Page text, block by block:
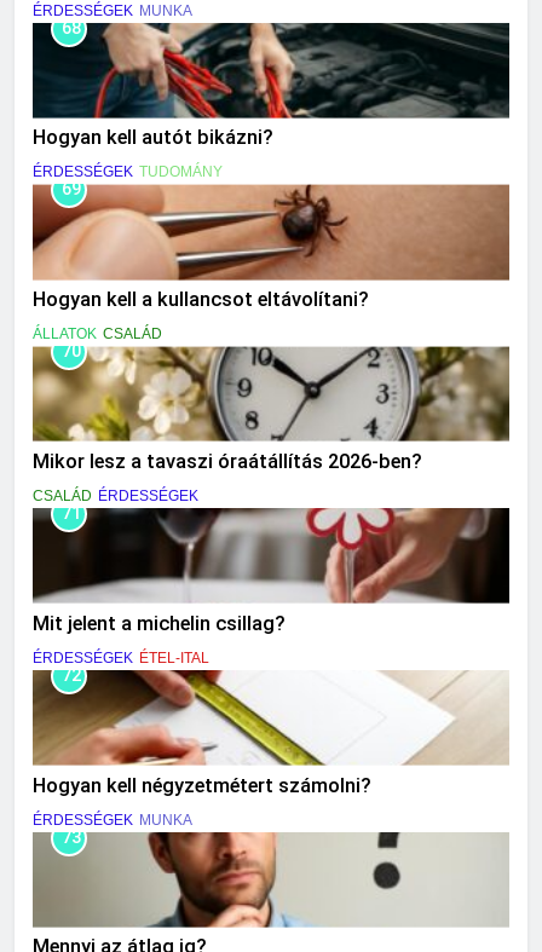
ÉRDESSÉGEK MUNKA
68
Hogyan kell autót bikázni?
ÉRDESSÉGEK TUDOMÁNY
69
Hogyan kell a kullancsot eltávolítani?
ÁLLATOK CSALÁD
70
Mikor lesz a tavaszi óraátállítás 2026-ben?
CSALÁD ÉRDESSÉGEK
71
Mit jelent a michelin csillag?
ÉRDESSÉGEK ÉTEL-ITAL
72
Hogyan kell négyzetmétert számolni?
ÉRDESSÉGEK MUNKA
73
Mennyi az átlag iq?